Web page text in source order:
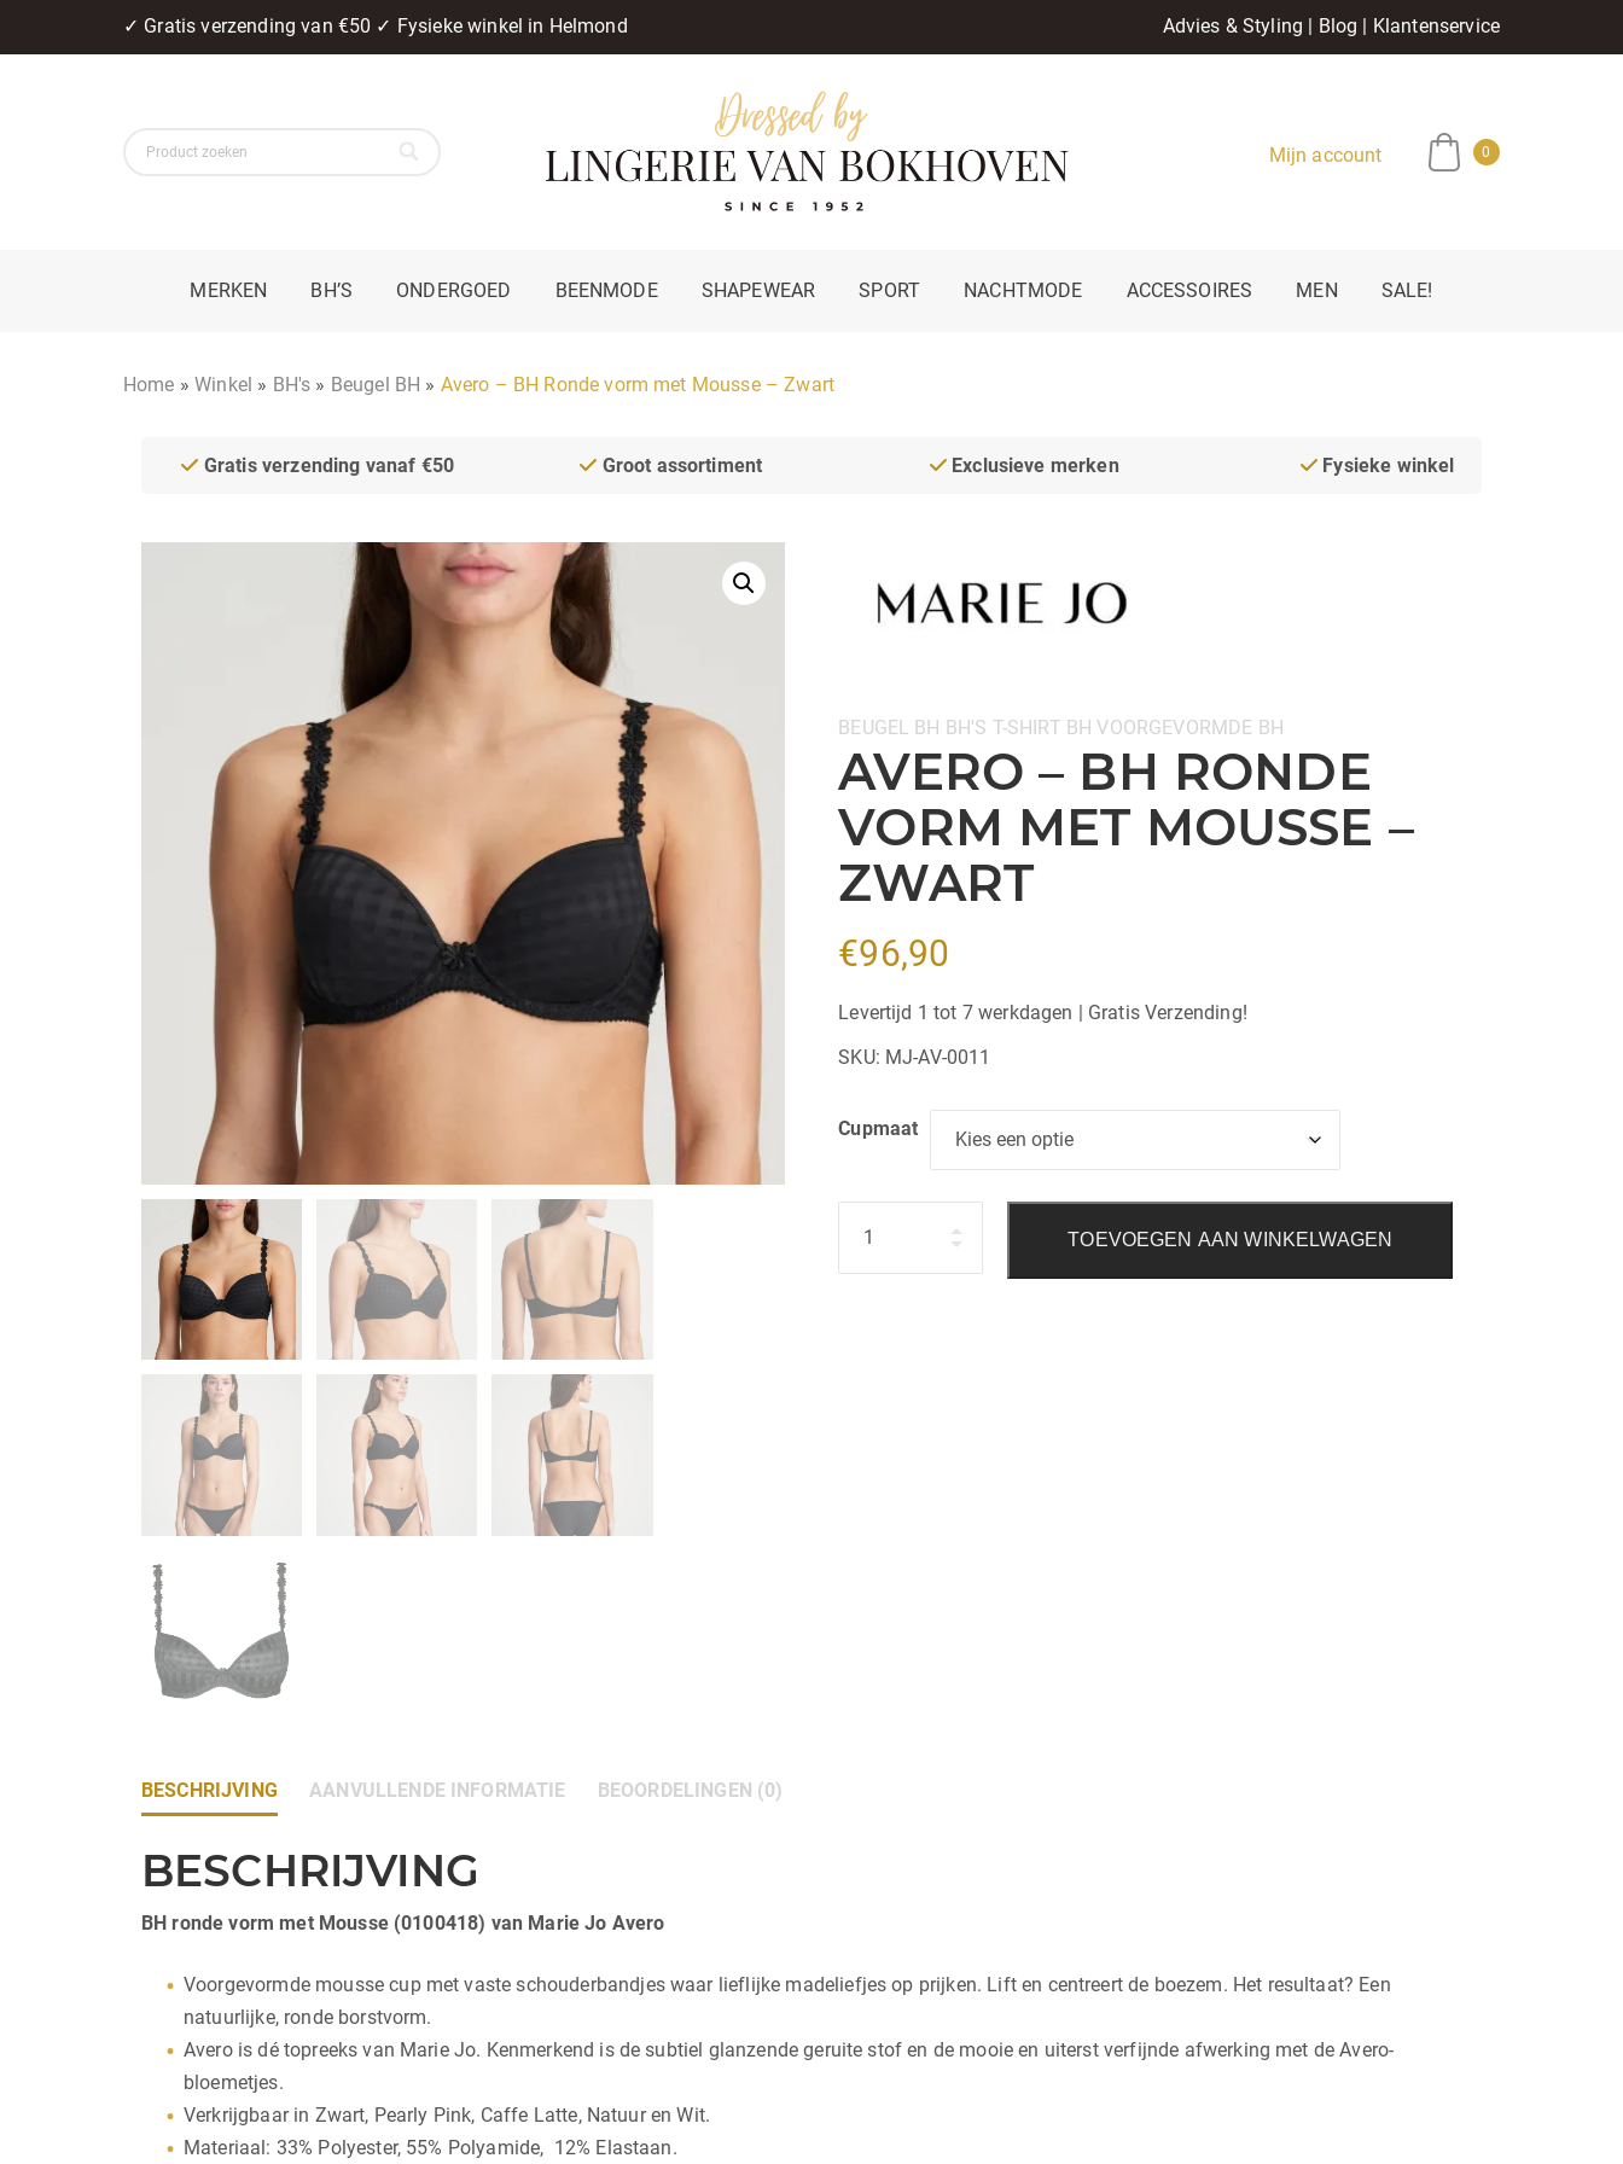
✓ Gratis verzending van €50 ✓ Fysieke winkel in Helmond Advies & Styling | Blog | Klantenservice
Mijn account 0
MERKEN BH’S ONDERGOED BEENMODE SHAPEWEAR SPORT NACHTMODE ACCESSOIRES MEN SALE!
Home »Winkel » BH's » Beugel BH » Avero – BH Ronde vorm met Mousse – Zwart
Gratis verzending vanaf €50 Groot assortiment Exclusieve merken Fysieke winkel
Categorieën:
BEUGEL BH BH'S T-SHIRT BH VOORGEVORMDE BH
AVERO – BH RONDE
VORM MET MOUSSE –
ZWART
€96,90
Levertijd 1 tot 7 werkdagen | Gratis Verzending!
SKU: MJ-AV-0011
Cupmaat
TOEVOEGEN AAN WINKELWAGEN
BESCHRIJVING AANVULLENDE INFORMATIE BEOORDELINGEN (0)
BESCHRIJVING
BH ronde vorm met Mousse (0100418) van Marie Jo Avero
Voorgevormde mousse cup met vaste schouderbandjes waar lieflijke madeliefjes op prijken. Lift en centreert de boezem. Het resultaat? Een
natuurlijke, ronde borstvorm.
Avero is dé topreeks van Marie Jo. Kenmerkend is de subtiel glanzende geruite stof en de mooie en uiterst verfijnde afwerking met de Avero-
bloemetjes.
Verkrijgbaar in Zwart, Pearly Pink, Caffe Latte, Natuur en Wit.
Materiaal: 33% Polyester, 55% Polyamide, 12% Elastaan.